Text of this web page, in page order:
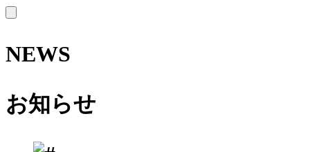
MENU
NEWS
お知らせ